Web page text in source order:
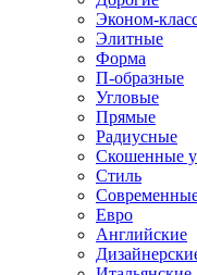
Эконом-
Элитные
Форма
П-образные
Угловые
Прямые
Радиусные
Скошенные
Стиль
Евро
Английские